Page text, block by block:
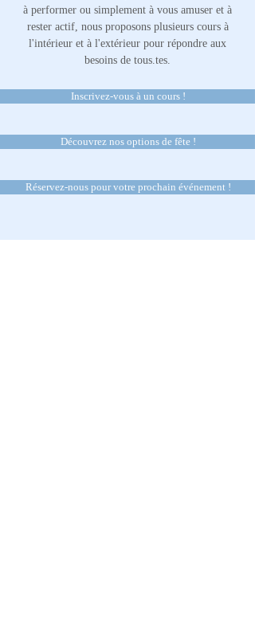
à performer ou simplement à vous amuser et à
rester actif, nous proposons plusieurs cours à
l'intérieur et à l'extérieur pour répondre aux
besoins de tous.tes.
Inscrivez-vous à un cours !
Découvrez nos options de fête !
Réservez-nous pour votre prochain événement !